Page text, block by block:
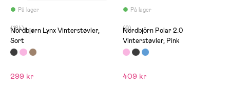
På lager
(164)
Nordbjørn Lynx Vinterstøvler,
Sort
299 kr
På lager
(0)
Nordbjörn Polar 2.0
Vinterstøvler, Pink
409 kr